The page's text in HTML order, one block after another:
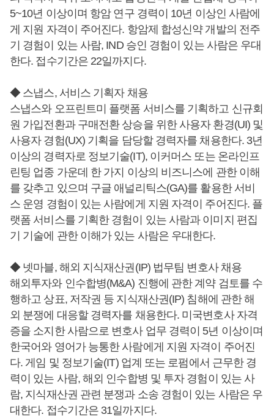
5~10년 이상이며 항암 연구 경력이 10년 이상인 사람에
게 지원 자격이 주어진다. 항암제 합성신약 개발의 전주
기 경험이 있는 사람, IND 승인 경험이 있는 사람은 우대
한다. 접수기간은 22일까지다.
◆ 스냅스, 서비스 기획자 채용
스냅스와 오프린트미 플랫폼 서비스를 기획하고 신규회
원 가입전환과 구매전환 상승을 위한 사용자 환경(UI) 및
사용자 경험(UX) 기획을 담당할 경력자를 채용한다. 3년
이상의 경력자로 정보기술(IT), 이커머스 또는 온라인프
린팅 업종 가운데 한 가지 이상의 비즈니스에 관한 이해
를 갖추고 있으며 구글 애널리틱스(GA)를 활용한 서비
스 운영 경험이 있는 사람에게 지원 자격이 주어진다. 플
랫폼 서비스를 기획한 경험이 있는 사람과 이미지 편집
기 기술에 관한 이해가 있는 사람은 우대한다.
◆ 넷마블, 해외 지식재산권(IP) 법무팀 변호사 채용
해외투자와 인수합병(M&A) 진행에 관한 계약 검토를 수
행하고 상표, 저작권 등 지식재산권(IP) 침해에 관한 해
외 분쟁에 대응할 경력자를 채용한다. 미국변호사 자격
증을 소지한 사람으로 변호사 업무 경력이 5년 이상이며
한국어와 영어가 능통한 사람에게 지원 자격이 주어진
다. 게임 및 정보기술(IT) 업계 또는 로펌에서 근무한 경
력이 있는 사람, 해외 인수합병 및 투자 경험이 있는 사
람, 지식재산권 관련 분쟁과 소송 경험이 있는 사람은 우
대한다. 접수기간은 31일까지다.